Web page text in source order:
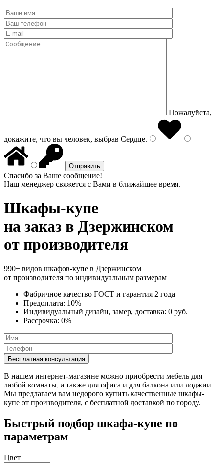
Пожалуйста,
докажите, что вы человек, выбрав Сердце.
Спасибо за Ваше сообщение!
Наш менеджер свяжется с Вами в ближайшее время.
Шкафы-купе
на заказ в Дзержинском
от производителя
990+ видов шкафов-купе в Дзержинском
от производителя по индивидуальным размерам
Фабричное качество ГОСТ и гарантия 2 года
Предоплата: 10%
Индивидуальный дизайн, замер, доставка: 0 руб.
Рассрочка: 0%
В нашем интернет-магазине можно приобрести мебель для
любой комнаты, а также для офиса и для балкона или лоджии.
Мы предлагаем вам недорого купить качественные шкафы-
купе от производителя, с бесплатной доставкой по городу.
Быстрый подбор шкафа-купе по
параметрам
Цвет